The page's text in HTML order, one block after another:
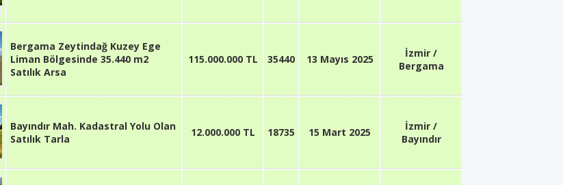
Bergama Zeytindağ Kuzey Ege
Liman Bölgesinde 35.440 m2
Satılık Arsa
115.000.000 TL 35440 13 Mayıs 2025
İzmir /
Bergama
Bayındır Mah. Kadastral Yolu Olan
Satılık Tarla
12.000.000 TL 18735 15 Mart 2025
İzmir /
Bayındır